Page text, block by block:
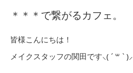
＊＊＊で繋がるカフェ。
皆様こんにちは！
メイクスタッフの関田です⸜( ´ ꒳ ` )⸝